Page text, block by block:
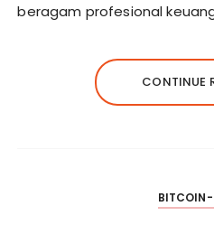
beragam profesional
CONTINUE